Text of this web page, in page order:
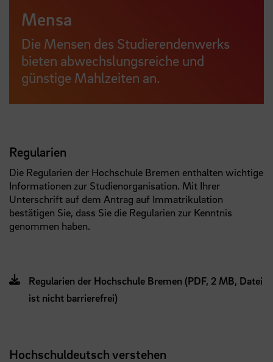
Mensa
Die Mensen des Studierendenwerks
bieten abwechslungsreiche und
günstige Mahlzeiten an.
Regularien
Die Regularien der Hochschule Bremen enthalten wichtige
Informationen zur Studienorganisation. Mit Ihrer
Unterschrift auf dem Antrag auf Immatrikulation
bestätigen Sie, dass Sie die Regularien zur Kenntnis
genommen haben.
Regularien der Hochschule Bremen (PDF, 2 MB, Datei
ist nicht barrierefrei)
Hochschuldeutsch verstehen